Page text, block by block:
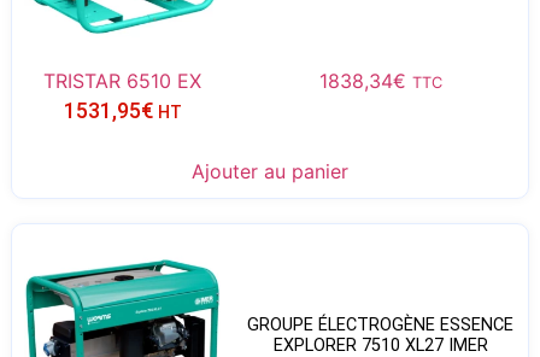
TRISTAR 6510 EX 1838,34€ TTC
1531,95€ HT
Ajouter au panier
GROUPE ÉLECTROGÈNE ESSENCE
EXPLORER 7510 XL27 IMER